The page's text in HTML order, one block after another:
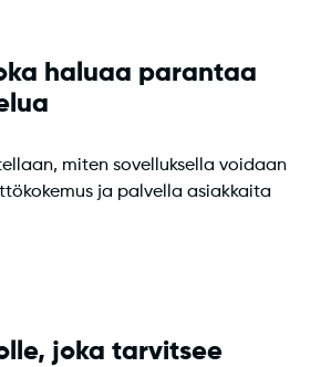
haluaa parantaa
miten sovelluksella voidaan
ja palvella asiakkaita
joka tarvitsee